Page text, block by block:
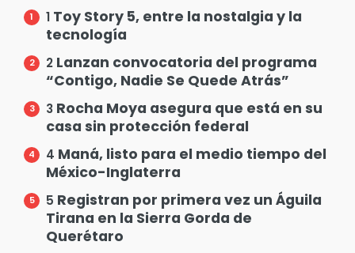
1 Toy Story 5, entre la nostalgia y la
tecnología
2 Lanzan convocatoria del programa
“Contigo, Nadie Se Quede Atrás”
3 Rocha Moya asegura que está en su
casa sin protección federal
4 Maná, listo para el medio tiempo del
México-Inglaterra
5 Registran por primera vez un Águila
Tirana en la Sierra Gorda de
Querétaro